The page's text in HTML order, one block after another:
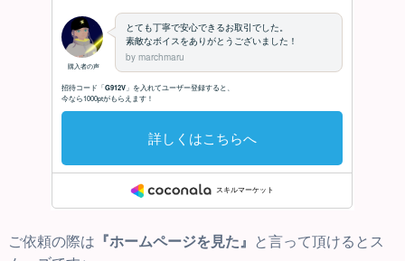
ご依頼の際は 『ホームページを見た』
と言って頂けるとス